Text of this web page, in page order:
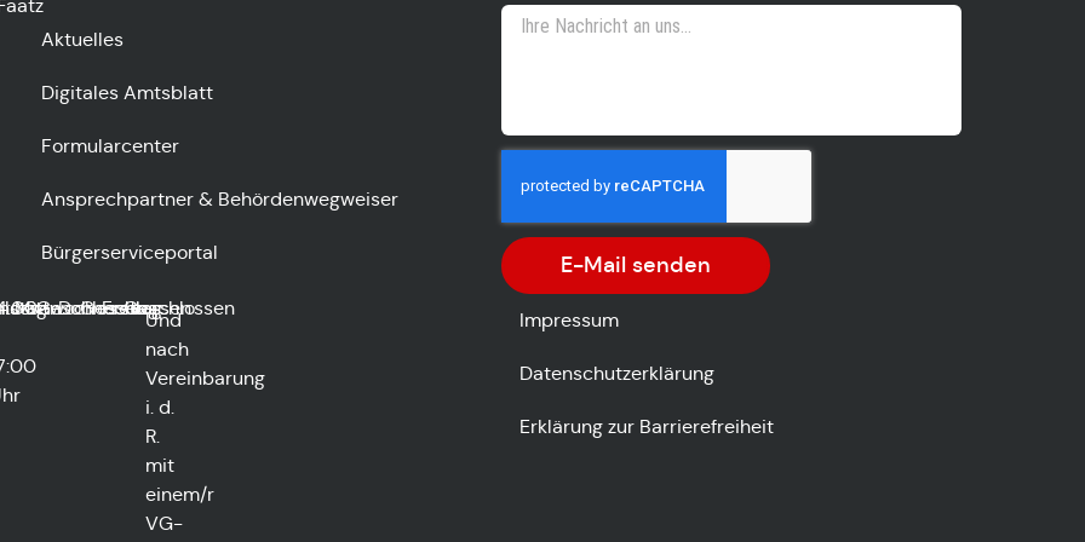
Aktuelles
Digitales Amtsblatt
Formularcenter
Ansprechpartner & Behördenwegweiser
Bürgerserviceportal E-Mail senden
Mittwoch
Geschlossen
Donnerstag
Geschlossen
Freitag
Geschlossen
Und
nach
Vereinbarung
i. d.
R.
mit
einem/r
VG-
Impressum
Datenschutzerklärung
Erklärung zur Barrierefreiheit